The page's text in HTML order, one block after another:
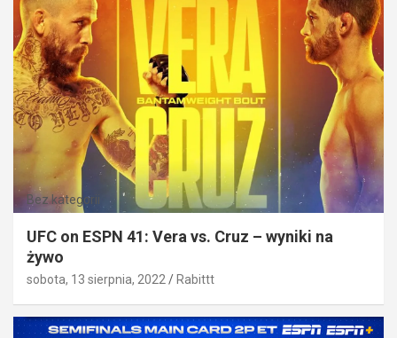
Bez kategorii
UFC on ESPN 41: Vera vs. Cruz – wyniki na
żywo
sobota, 13 sierpnia, 2022 Rabittt